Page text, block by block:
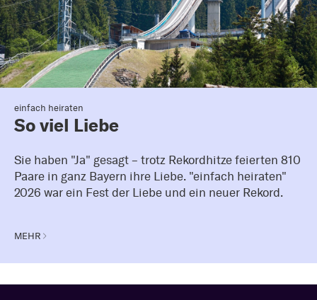
einfach heiraten
So viel Liebe
Sie haben "Ja" gesagt – trotz Rekordhitze feierten 810
Paare in ganz Bayern ihre Liebe. "einfach heiraten"
2026 war ein Fest der Liebe und ein neuer Rekord.
MEHR